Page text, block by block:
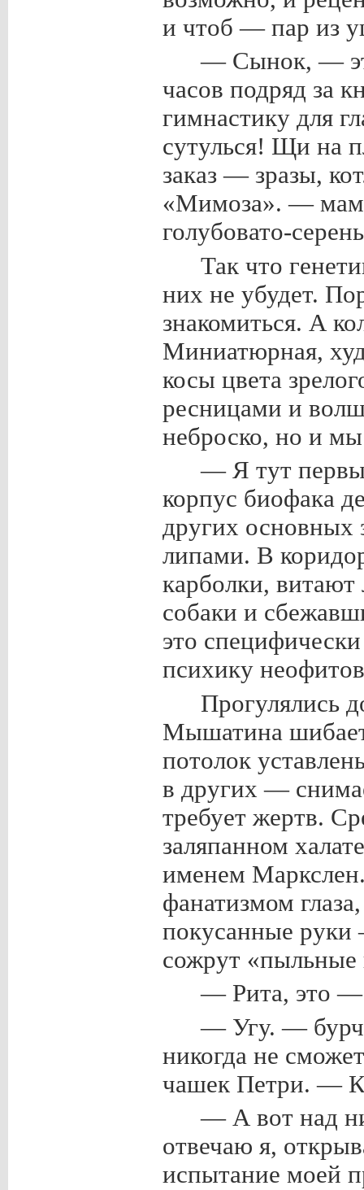
и чтоб — пар из
— Сынок, —
часов подряд за
гимнастику для
сутулься! Щи на
заказ — зразы,
«Мимоза». —
голубовато-
Так что
них не убудет.
знакомиться. А
Миниатюрная,
косы цвета
ресницами и
неброско, но и
— Я тут
корпус биофака
других
липами. В
карболки, витают
собаки и
это
психику
Прогулялись
Мышатина
потолок
в других —
требует жертв.
заляпанном
именем
фанатизмом
покусанные
сожрут
— Рита, это —
— Угу. —
никогда не
чашек Петри. —
— А вот над
отвечаю я,
испытание моей